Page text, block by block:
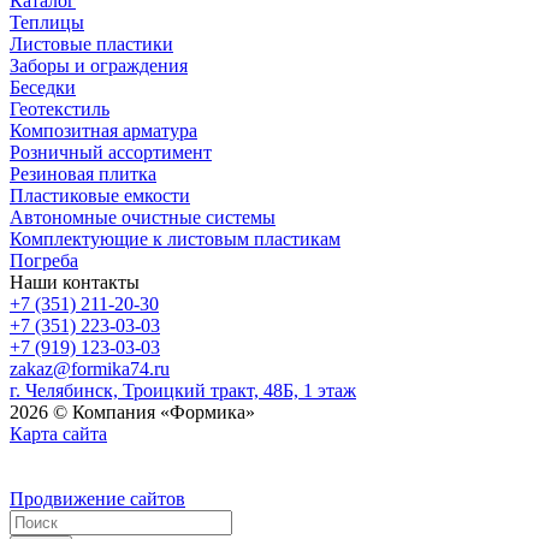
Теплицы
Листовые пластики
Заборы и ограждения
Беседки
Геотекстиль
Композитная арматура
Розничный ассортимент
Резиновая плитка
Пластиковые емкости
Автономные очистные системы
Комплектующие к листовым пластикам
Погреба
Наши контакты
+7 (351) 211-20-30
+7 (351) 223-03-03
+7 (919) 123-03-03
zakaz@formika74.ru
г. Челябинск, Троицкий тракт, 48Б, 1 этаж
2026 © Компания «Формика»
Карта сайта
Продвижение сайтов